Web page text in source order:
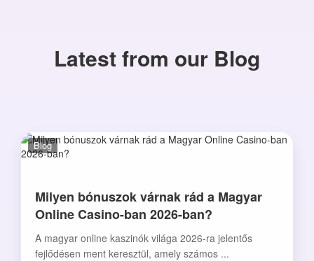
Latest from our Blog
Blog
Milyen bónuszok várnak rád a Magyar
Online Casino-ban 2026-ban?
A magyar online kaszinók világa 2026-ra jelentős
fejlődésen ment keresztül, amely számos ...